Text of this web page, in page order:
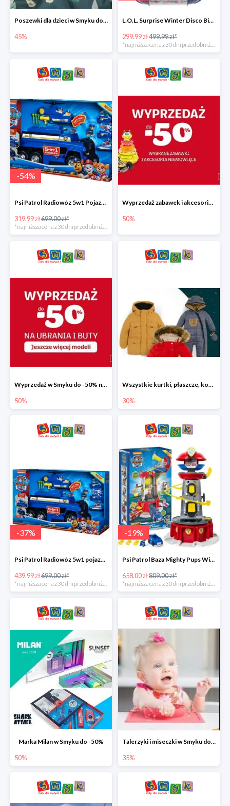
Poszewki dla dzieci w Smyku do -45%
45%
L.O.L. Surprise Winter Disco Bigger Surprise Zestaw laleczek w walizce -40%
299.99 zł499.99 zł*
-54%
Psi Patrol Radiowóz 5w1 Pojazd ratunkowy z figurką Chase'a
319.99 zł699.00 zł*
Wyprzedaż zabawek i akcesoriów niemowlęcych w Smyku do -50%
50%
Wyprzedaż w Smyku do -50% na ubrania i buty
50%
Wszystkie kurtki, płaszcze, kombinezony i spodnie narciarskie -30%
30%
-37%
Psi Patrol Radiowóz 5w1 pojazd ratunkowy z figurką Chase'a -37%
439.99 zł699.00 zł*
-19%
Psi Patrol Baza Mighty Pups Wieża obserwacyjna+pojazd z figurką -19%
658.00 zł809.00 zł*
Marka Milan w Smyku do -50%
50%
Talerzyki i miseczki w Smyku do -35%
35%